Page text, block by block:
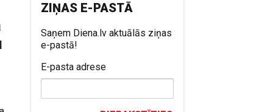
ZIŅAS E-PASTĀ
Saņem Diena.lv aktuālās ziņas
e-pastā!
E-pasta adrese